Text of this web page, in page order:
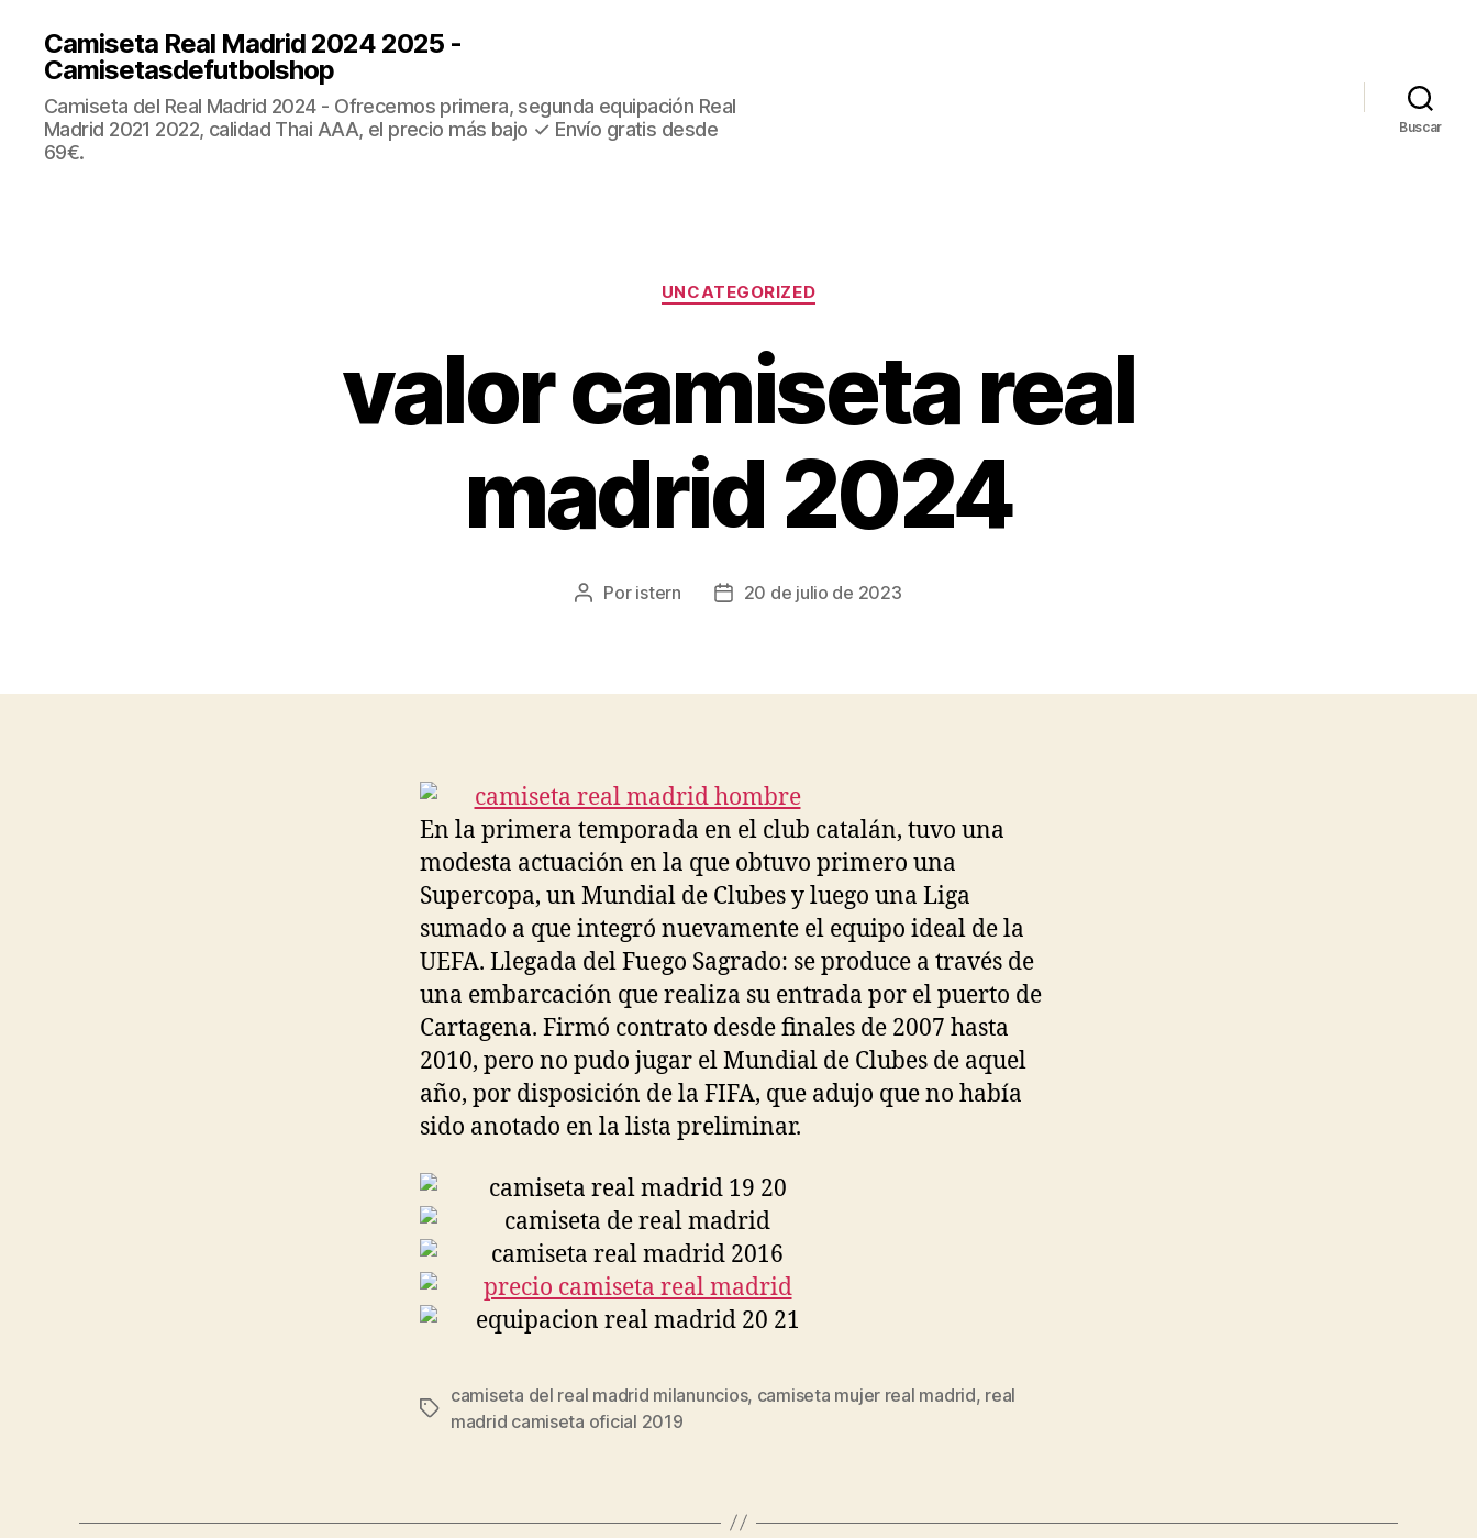
Camiseta Real Madrid 2024 2025 -
Camisetasdefutbolshop
Camiseta del Real Madrid 2024 - Ofrecemos primera, segunda equipación Real
Madrid 2021 2022, calidad Thai AAA, el precio más bajo ✓ Envío gratis desde
69€.
Buscar
Categorías
UNCATEGORIZED
valor camiseta real
madrid 2024
Autor
Por istern
Fecha20 de julio de 2023
En la primera temporada en el club catalán, tuvo una
modesta actuación en la que obtuvo primero una
Supercopa, un Mundial de Clubes y luego una Liga
sumado a que integró nuevamente el equipo ideal de la
UEFA. Llegada del Fuego Sagrado: se produce a través de
una embarcación que realiza su entrada por el puerto de
Cartagena. Firmó contrato desde finales de 2007 hasta
2010, pero no pudo jugar el Mundial de Clubes de aquel
año, por disposición de la FIFA, que adujo que no había
sido anotado en la lista preliminar.
Etiquetas
camiseta del real madrid milanuncios, camiseta mujer real madrid, real
madrid camiseta oficial 2019